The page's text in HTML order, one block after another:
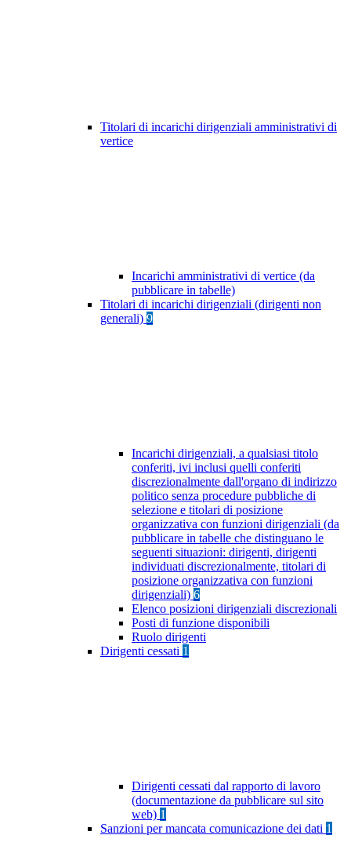
Titolari di incarichi dirigenziali amministrativi di
vertice
Incarichi amministrativi di vertice (da
pubblicare in tabelle)
Titolari di incarichi dirigenziali (dirigenti non
generali) 9
Incarichi dirigenziali, a qualsiasi titolo
conferiti, ivi inclusi quelli conferiti
discrezionalmente dall'organo di indirizzo
politico senza procedure pubbliche di
selezione e titolari di posizione
organizzativa con funzioni dirigenziali (da
pubblicare in tabelle che distinguano le
seguenti situazioni: dirigenti, dirigenti
individuati discrezionalmente, titolari di
posizione organizzativa con funzioni
dirigenziali) 6
Elenco posizioni dirigenziali discrezionali
Posti di funzione disponibili
Ruolo dirigenti
Dirigenti cessati 1
Dirigenti cessati dal rapporto di lavoro
(documentazione da pubblicare sul sito
web) 1
Sanzioni per mancata comunicazione dei dati 1